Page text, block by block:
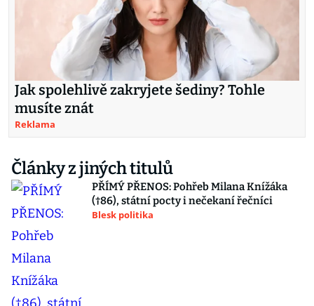
Jak spolehlivě zakryjete šediny? Tohle
musíte znát
Reklama
Články z jiných titulů
PŘÍMÝ PŘENOS: Pohřeb Milana Knížáka
(†86), státní pocty i nečekaní řečníci
Blesk politika